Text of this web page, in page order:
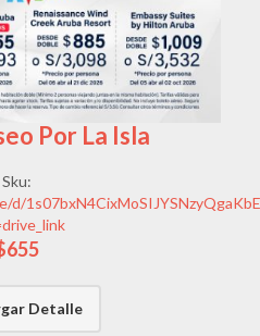
Por La Isla
Sku:
d/
Detalle